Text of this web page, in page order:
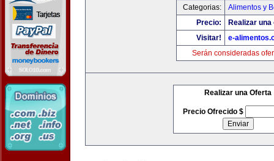
Categorias:
Alimentos y
Precio:
Realizar
Visitar!
e-
Serán consideradas
Realizar una Oferta
Precio Ofrecido $